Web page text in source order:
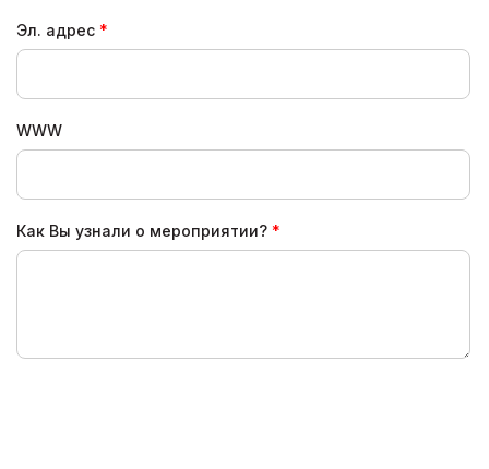
Эл. адрес
WWW
Как Вы узнали о мероприятии?